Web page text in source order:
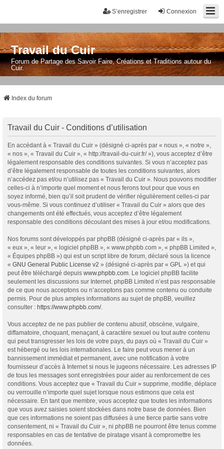
Connexion
S’enregistrer
Travail du Cuir
Forum de Partage des Savoir Faire, Créations et Traditions autour du
Cuir.
Index du forum
Travail du Cuir - Conditions d’utilisation
En accédant à « Travail du Cuir » (désigné ci-après par « nous », « notre »,
« nos », « Travail du Cuir », « http://travail-du-cuir.fr/ »), vous acceptez d’être
légalement responsable des conditions suivantes. Si vous n’acceptez pas
d’être légalement responsable de toutes les conditions suivantes, alors
n’accédez pas et/ou n’utilisez pas « Travail du Cuir ». Nous pouvons modifier
celles-ci à n’importe quel moment et nous ferons tout pour que vous en
soyez informé, bien qu’il soit prudent de vérifier régulièrement celles-ci par
vous-même. Si vous continuez d’utiliser « Travail du Cuir » alors que des
changements ont été effectués, vous acceptez d’être légalement
responsable des conditions découlant des mises à jour et/ou modifications.
Nos forums sont développés par phpBB (désigné ci-après par « ils »,
« eux », « leur », « logiciel phpBB », « www.phpbb.com », « phpBB Limited »,
« Équipes phpBB ») qui est un script libre de forum, déclaré sous la licence
« GNU General Public License v2 » (désigné ci-après par « GPL ») et qui
peut être téléchargé depuis www.phpbb.com . Le logiciel phpBB facilite
seulement les discussions sur Internet. phpBB Limited n’est pas responsable
de ce que nous acceptons ou n’acceptons pas comme contenu ou conduite
permis. Pour de plus amples informations au sujet de phpBB, veuillez
consulter : https://www.phpbb.com/.
Vous acceptez de ne pas publier de contenu abusif, obscène, vulgaire,
diffamatoire, choquant, menaçant, à caractère sexuel ou tout autre contenu
qui peut transgresser les lois de votre pays, du pays où « Travail du Cuir »
est hébergé ou les lois internationales. Le faire peut vous mener à un
bannissement immédiat et permanent, avec une notification à votre
fournisseur d’accès à Internet si nous le jugeons nécessaire. Les adresses IP
de tous les messages sont enregistrées pour aider au renforcement de ces
conditions. Vous acceptez que « Travail du Cuir » supprime, modifie, déplace
ou verrouille n’importe quel sujet lorsque nous estimons que cela est
nécessaire. En tant que membre, vous acceptez que toutes les informations
que vous avez saisies soient stockées dans notre base de données. Bien
que ces informations ne soient pas diffusées à une tierce partie sans votre
consentement, ni « Travail du Cuir », ni phpBB ne pourront être tenus comme
responsables en cas de tentative de piratage visant à compromettre les
données.